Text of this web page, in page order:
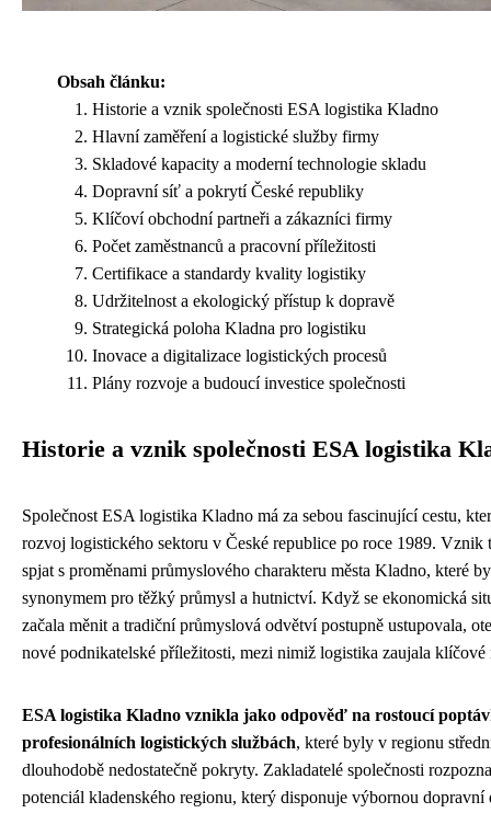
Obsah článku:
Historie a vznik společnosti ESA logistika Kladno
Hlavní zaměření a logistické služby firmy
Skladové kapacity a moderní technologie skladu
Dopravní síť a pokrytí České republiky
Klíčoví obchodní partneři a zákazníci firmy
Počet zaměstnanců a pracovní příležitosti
Certifikace a standardy kvality logistiky
Udržitelnost a ekologický přístup k dopravě
Strategická poloha Kladna pro logistiku
Inovace a digitalizace logistických procesů
Plány rozvoje a budoucí investice společnosti
Historie a vznik společnosti ESA logistika
Společnost ESA logistika Kladno má za sebou fascinující cestu,
rozvoj logistického sektoru v České republice po roce 1989. Vznik
spjat s proměnami průmyslového charakteru města Kladno, které
synonymem pro těžký průmysl a hutnictví. Když se ekonomická
začala měnit a tradiční průmyslová odvětví postupně ustupovala,
nové podnikatelské příležitosti, mezi nimiž logistika zaujala klíčové
ESA logistika Kladno vznikla jako odpověď na rostoucí
profesionálních logistických službách, které byly v regionu
dlouhodobě nedostatečně pokryty. Zakladatelé společnosti
potenciál kladenského regionu, který disponuje výbornou dopravní